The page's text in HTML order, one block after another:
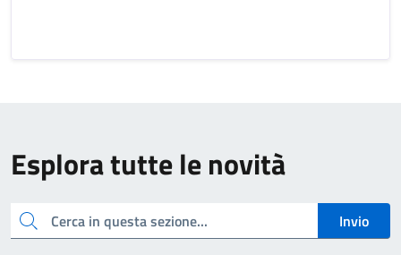
Esplora tutte le novità
cerca Invio